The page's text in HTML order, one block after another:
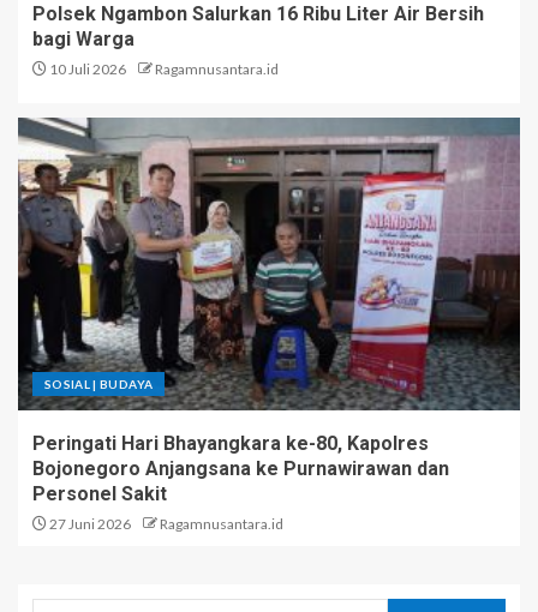
Polsek Ngambon Salurkan 16 Ribu Liter Air Bersih
bagi Warga
10 Juli 2026 Ragamnusantara.id
SOSIAL | BUDAYA
Peringati Hari Bhayangkara ke-80, Kapolres
Bojonegoro Anjangsana ke Purnawirawan dan
Personel Sakit
27 Juni 2026 Ragamnusantara.id